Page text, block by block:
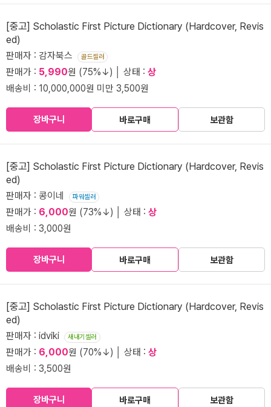
[중고] Scholastic First Picture Dictionary (Hardcover, Revis
ed)
판매자 : 감자북스 골드셀러
판매가 : 5,990원 (75%↓) │ 상태 : 상
배송비 : 10,000,000원 미만 3,500원
장바구니 바로구매 보관함
[중고] Scholastic First Picture Dictionary (Hardcover, Revis
ed)
판매자 : 콩이네 파워셀러
판매가 : 6,000원 (73%↓) │ 상태 : 상
배송비 : 3,000원
장바구니 바로구매 보관함
[중고] Scholastic First Picture Dictionary (Hardcover, Revis
ed)
판매자 : idviki 새내기셀러
판매가 : 6,000원 (70%↓) │ 상태 : 상
배송비 : 3,500원
장바구니 바로구매 보관함